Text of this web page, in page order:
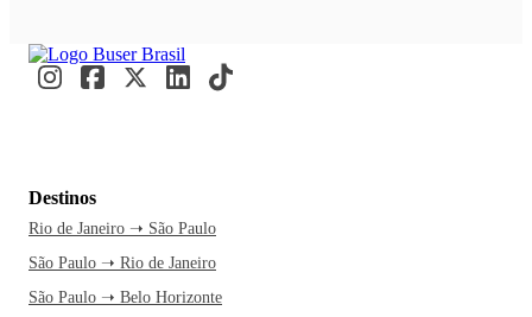
Destinos
Rio de Janeiro ➝ São Paulo
São Paulo ➝ Rio de Janeiro
São Paulo ➝ Belo Horizonte